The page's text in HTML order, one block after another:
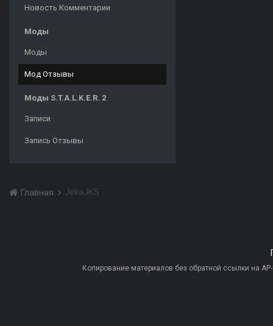
Новость Комментарии
Моды
Моды
Мод Отзывы
Моды S.T.A.L.K.E.R. 2
Записи
Запись Отзывы
Главная JekaJKS
Копирование материалов без обратной ссылки на